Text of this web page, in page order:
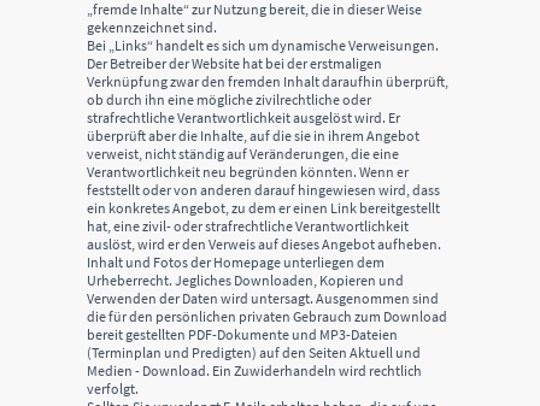
„fremde Inhalte“ zur Nutzung bereit, die in dieser Weise
gekennzeichnet sind.
Bei „Links“ handelt es sich um dynamische Verweisungen.
Der Betreiber der Website hat bei der erstmaligen
Verknüpfung zwar den fremden Inhalt daraufhin überprüft,
ob durch ihn eine mögliche zivilrechtliche oder
strafrechtliche Verantwortlichkeit ausgelöst wird. Er
überprüft aber die Inhalte, auf die sie in ihrem Angebot
verweist, nicht ständig auf Veränderungen, die eine
Verantwortlichkeit neu begründen könnten. Wenn er
feststellt oder von anderen darauf hingewiesen wird, dass
ein konkretes Angebot, zu dem er einen Link bereitgestellt
hat, eine zivil- oder strafrechtliche Verantwortlichkeit
auslöst, wird er den Verweis auf dieses Angebot aufheben.
Inhalt und Fotos der Homepage unterliegen dem
Urheberrecht. Jegliches Downloaden, Kopieren und
Verwenden der Daten wird untersagt. Ausgenommen sind
die für den persönlichen privaten Gebrauch zum Download
bereit gestellten PDF-Dokumente und MP3-Dateien
(Terminplan und Predigten) auf den Seiten Aktuell und
Medien - Download. Ein Zuwiderhandeln wird rechtlich
verfolgt.